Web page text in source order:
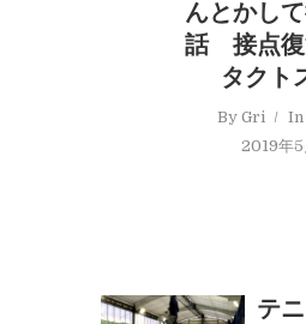
んとかし
話 接点
タクト
ByGri
2019年5
テ